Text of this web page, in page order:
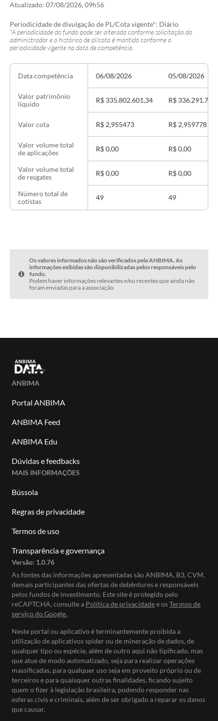
Atualizado: 07/08/2026, 09h56
Periodicidade de divulgação de PL/Cota vigente*: Diário
*A periodicidade do fundo pode ser alterada conforme solicitação do
administrador e o histórico de pl/cota é mantido conforme a
periodicidade vigente na data de competência.
Data competência
Valor patrimônio
líquido
Valor cota
Valor volume total
de aplicações
Valor volume total
de resgates
Número total de
cotistas
06/08/2026
R$ 335.802.601,34
R$ 2,955473
R$ 0,00
R$ 0,00
49
05/08/2026
R$
R$ 2,959778
R$ 0,00
R$ 0,00
49
Os valores informados não são verificados pela ANBIMA. As
informações exibidas são disponibilizadas pelos responsáveis pelo
fundo.
Podem haver informações relevantes e/ou recentes que ainda não
foram enviadas para a associação.
ANBIMA
Portal ANBIMA
ANBIMA Feed
ANBIMA Edu
Dúvidas e feedbacks
MAIS INFORMAÇÕES
Bússola
Regras de privacidade
Termos de uso
Transparência e governança
Versão: 1.0.76
As fontes das informações apresentadas são ANBIMA, B3, CVM,
demais participantes das ofertas de debêntures e responsáveis
pelos fundos de investimento. Este site é protegido pelo
reCAPTCHA, consulte a Política de privacidadee osTermos de
serviço do Google.
Neste portal ou aplicativo é terminantemente proibida a
utilização de aplicativos spider ou de mineração de dados, de
qualquer tipo ou espécie, além de outro aqui não tipificado, mas
que atue de modo automatizado, seja para realizar operações
massificadas, para qualquer uso seja em proveito próprio ou de
terceiros e para quaisquer outras finalidades, ficando sujeito
quem o fizer à legislação brasileira, podendo responder nas
esferas civis e criminais, além de ser obrigado a reparar os danos
que causar.